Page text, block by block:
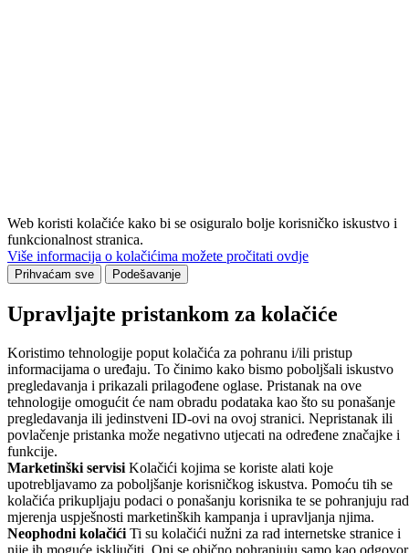
Web koristi kolačiće kako bi se osiguralo bolje korisničko iskustvo i
funkcionalnost stranica.
Više informacija o kolačićima možete pročitati ovdje
Prihvaćam sve Podešavanje
Upravljajte pristankom za kolačiće
Koristimo tehnologije poput kolačića za pohranu i/ili pristup
informacijama o uređaju. To činimo kako bismo poboljšali iskustvo
pregledavanja i prikazali prilagođene oglase. Pristanak na ove
tehnologije omogućit će nam obradu podataka kao što su ponašanje
pregledavanja ili jedinstveni ID-ovi na ovoj stranici. Nepristanak ili
povlačenje pristanka može negativno utjecati na određene značajke i
funkcije.
Marketinški servisi Kolačići kojima se koriste alati koje
upotrebljavamo za poboljšanje korisničkog iskustva. Pomoću tih se
kolačića prikupljaju podaci o ponašanju korisnika te se pohranjuju
mjerenja uspješnosti marketinških kampanja i upravljanja njima.
Neophodni kolačići Ti su kolačići nužni za rad internetske stranice i
nije ih moguće isključiti. Oni se obično pohranjuju samo kao odgovor